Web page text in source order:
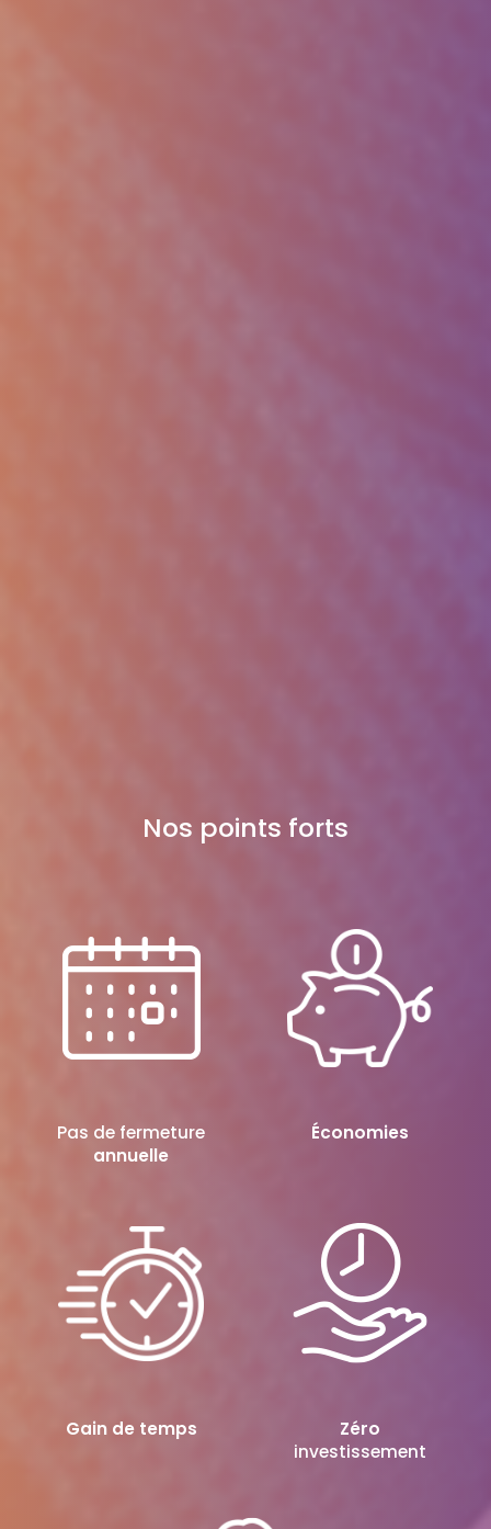
Nos points forts
Pas de fermeture
annuelle
Économies
Gain de temps
Zéro
investissement